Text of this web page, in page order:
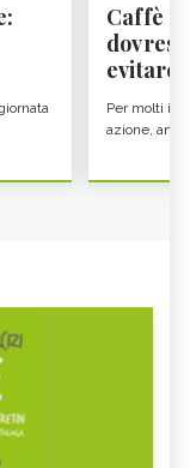
Caffè
evitare
Per molti il
azione,